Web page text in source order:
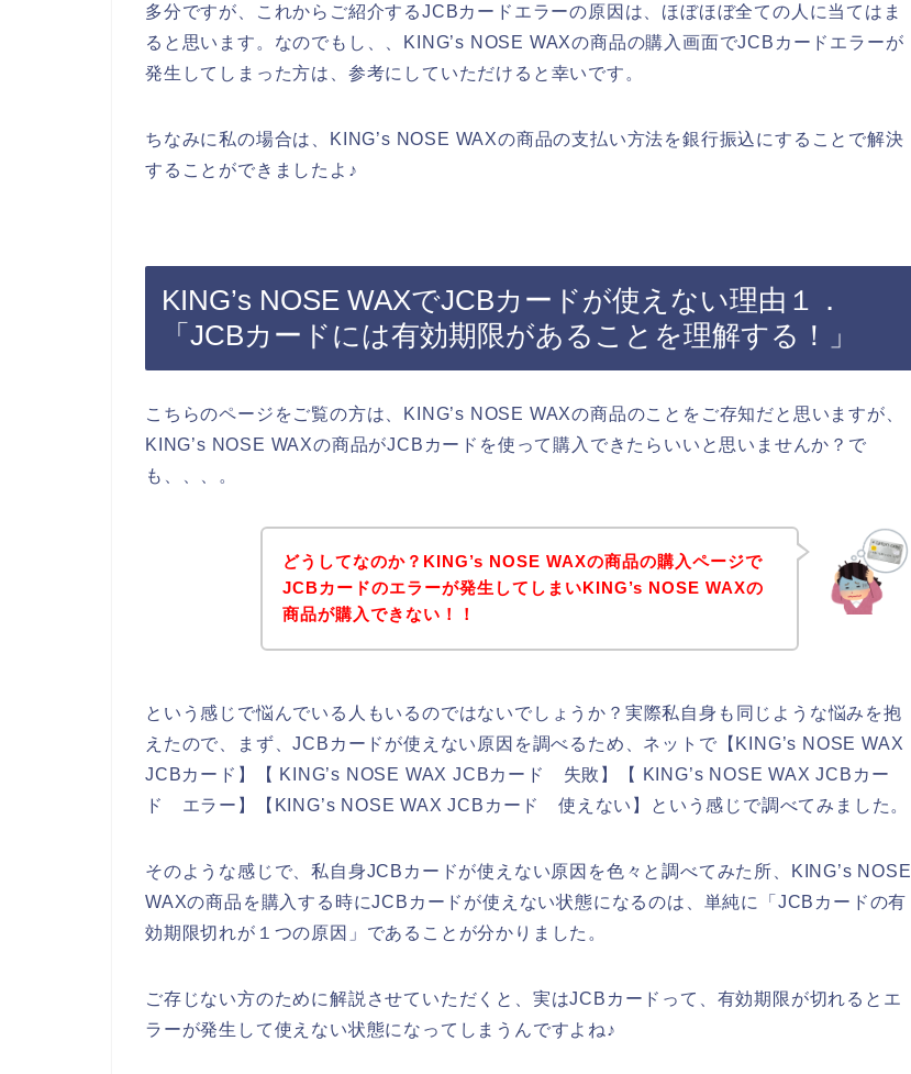
多分ですが、これからご紹介するJCBカードエラーの原因は、ほぼほぼ全ての人に当てはま
ると思います。なのでもし、、KING’s NOSE WAXの商品の購入画面でJCBカードエラーが
発生してしまった方は、参考にしていただけると幸いです。
ちなみに私の場合は、KING’s NOSE WAXの商品の支払い方法を銀行振込にすることで解決
することができましたよ♪
KING’s NOSE WAXでJCBカードが使えない理由１．
「JCBカードには有効期限があることを理解する！」
こちらのページをご覧の方は、KING’s NOSE WAXの商品のことをご存知だと思いますが、
KING’s NOSE WAXの商品がJCBカードを使って購入できたらいいと思いませんか？で
も、、、。
どうしてなのか？KING’s NOSE WAXの商品の購入ページで
JCBカードのエラーが発生してしまいKING’s NOSE WAXの
商品が購入できない！！
という感じで悩んでいる人もいるのではないでしょうか？実際私自身も同じような悩みを抱
えたので、まず、JCBカードが使えない原因を調べるため、ネットで【KING’s NOSE WAX
JCBカード】【 KING’s NOSE WAX JCBカード 失敗】【 KING’s NOSE WAX JCBカー
ド エラー】【KING’s NOSE WAX JCBカード 使えない】という感じで調べてみました。
そのような感じで、私自身JCBカードが使えない原因を色々と調べてみた所、KING’s NOSE
WAXの商品を購入する時にJCBカードが使えない状態になるのは、単純に「JCBカードの有
効期限切れが１つの原因」であることが分かりました。
ご存じない方のために解説させていただくと、実はJCBカードって、有効期限が切れるとエ
ラーが発生して使えない状態になってしまうんですよね♪